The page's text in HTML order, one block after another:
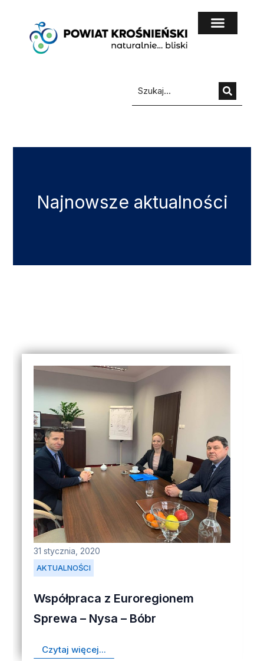
Najnowsze aktualności
AKTUALNOŚCI
31 stycznia, 2020
Współpraca z Euroregionem
Sprewa – Nysa – Bóbr
Czytaj więcej...